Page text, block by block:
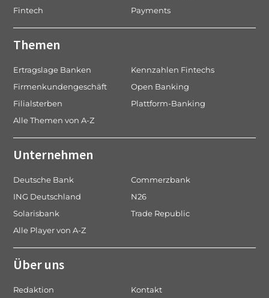
Fintech
Payments
Themen
Ertragslage Banken
Kennzahlen Fintechs
Firmenkundengeschäft
Open Banking
Filialsterben
Plattform-Banking
Alle Themen von A-Z
Unternehmen
Deutsche Bank
Commerzbank
ING Deutschland
N26
Solarisbank
Trade Republic
Alle Player von A-Z
Über uns
Redaktion Kontakt